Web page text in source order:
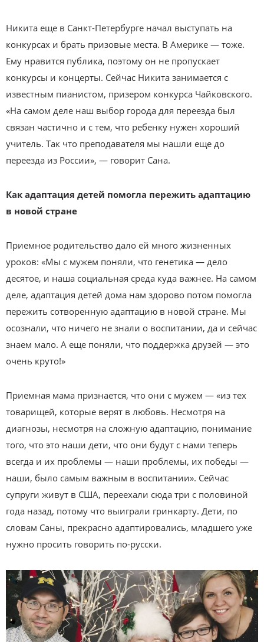
Никита еще в Санкт-Петербурге начал выступать на
конкурсах и брать призовые места. В Америке — тоже.
Ему нравится публика, поэтому он не пропускает
конкурсы и концерты. Сейчас Никита занимается с
известным пианистом, призером конкурса Чайковского.
«На самом деле наш выбор города для переезда был
связан частично и с тем, что ребенку нужен хороший
учитель. Так что преподавателя мы нашли еще до
переезда из России», — говорит Сана.
Как адаптация детей помогла пережить адаптацию
в новой стране
Приемное родительство дало ей много жизненных
уроков: «Мы с мужем поняли, что генетика — дело
десятое, и наша социальная среда куда важнее. На самом
деле, адаптация детей дома нам здорово потом помогла
пережить сотворенную адаптацию в новой стране. Мы
осознали, что ничего не знали о воспитании, да и сейчас
знаем мало. А еще поняли, что поддержка друзей — это
очень круто!»
Приемная мама признается, что они с мужем — «из тех
товарищей, которые верят в любовь. Несмотря на
диагнозы, несмотря на сложную адаптацию, понимание
того, что это наши дети, что они будут с нами теперь
всегда и их проблемы — наши проблемы, их победы —
наши, было самым важным в воспитании». Сейчас
супруги живут в США, переехали сюда три с половиной
года назад, потому что выиграли гринкарту. Дети, по
словам Саны, прекрасно адаптировались, младшего уже
нужно просить говорить по-русски.